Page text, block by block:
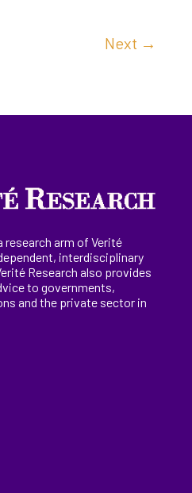
Next →
research arm of Verité
interdisciplinary
Research also provides
to governments,
and the private sector in